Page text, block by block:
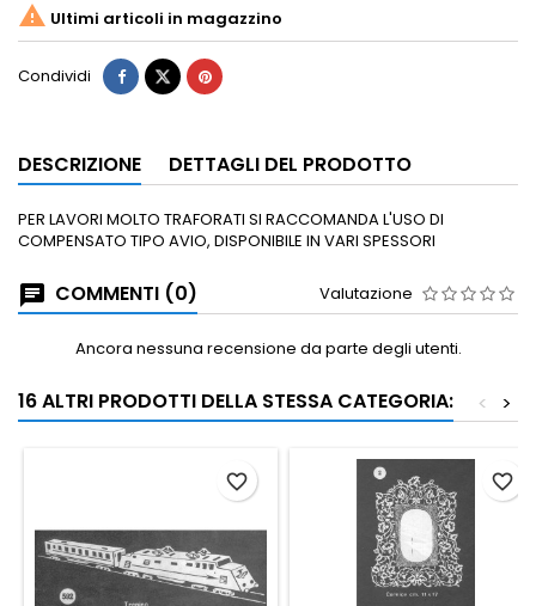
 Ultimi articoli in magazzino
Condividi
DESCRIZIONE DETTAGLI DEL PRODOTTO
PER LAVORI MOLTO TRAFORATI SI RACCOMANDA L'USO DI
COMPENSATO TIPO AVIO, DISPONIBILE IN VARI SPESSORI
COMMENTI (0) Valutazione
Ancora nessuna recensione da parte degli utenti.
16 ALTRI PRODOTTI DELLA STESSA CATEGORIA: >
<
favorite_border favorite_border